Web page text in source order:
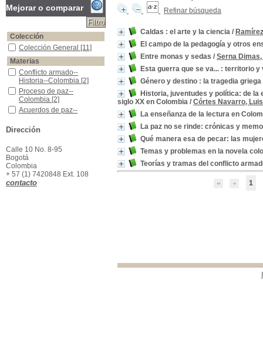
Refinar búsqueda
Caldas : el arte y la ciencia /
El campo de la pedagogía y otros
Entre monas y sedas / Serna
Esta guerra que se va... : territorio
Género y destino : la tragedia griega
Historia, juventudes y política: de la
siglo XX en Colombia / Córtes Navarro,
La enseñanza de la lectura en
La paz no se rinde: crónicas y
Qué manera esa de pecar: las
Temas y problemas en la novela
Teorías y tramas del conflicto
1
Mejorar o comparar
Colección
Colección General
Colección General [11]
Materias
Conflicto armado--Historia--Colombia
Conflicto armado--
Historia--Colombia [2]
Proceso de paz-- Colombia
Proceso de paz--
Colombia [2]
Acuerdos de paz-- Colombia
Acuerdos de paz--
Arte -Colombia
Arte -Colombia
Autores colombianos -Crítica e interpretación
Crítica e interpretación
Biografia--Caldas,Francisco Jose de,1768-1816
Biografia--
Caldas,Francisco Jose
de,1768-1816[1]
Colombia - Historia - Educación
Colombia - Historia -
Dirección
Calle 10 No. 8-95
Bogotá
Colombia
+ 57 (1) 7420848 Ext. 108
contacto